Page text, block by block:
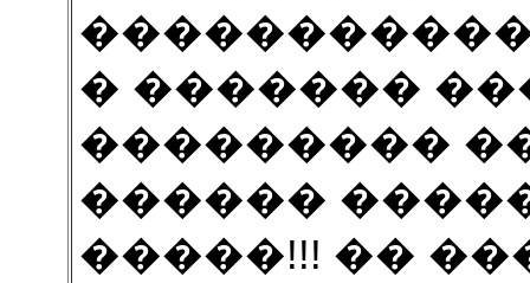
� �������
���������
������
�����!!! ��